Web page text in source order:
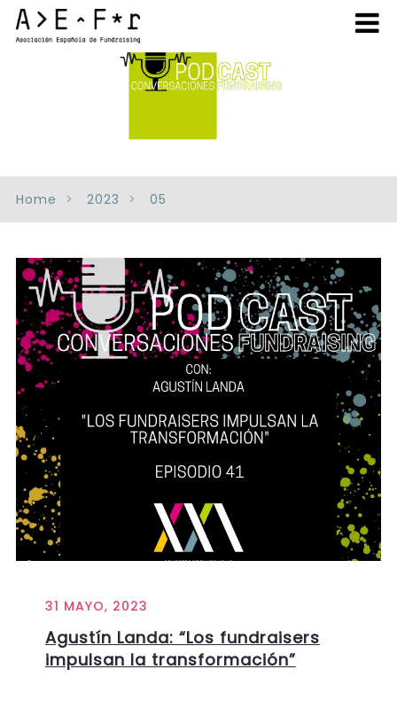
Home 2023 05
31 MAYO, 2023
Agustín Landa: “Los fundraisers
impulsan la transformación”